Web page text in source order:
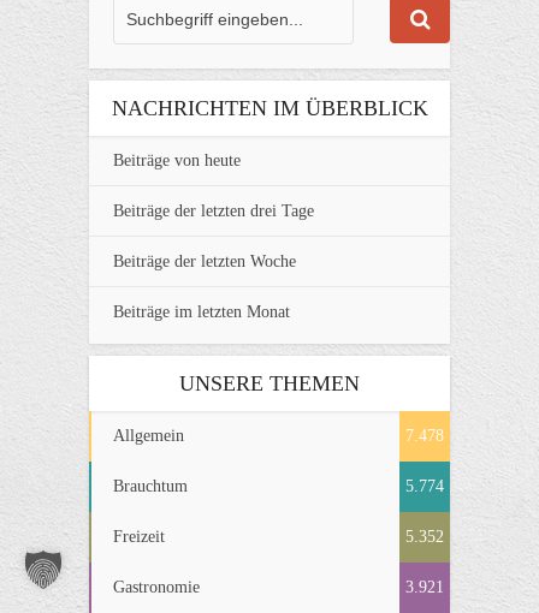
NACHRICHTEN IM ÜBERBLICK
Beiträge von heute
Beiträge der letzten drei Tage
Beiträge der letzten Woche
Beiträge im letzten Monat
UNSERE THEMEN
Allgemein 7.478
Brauchtum 5.774
Freizeit 5.352
Gastronomie 3.921